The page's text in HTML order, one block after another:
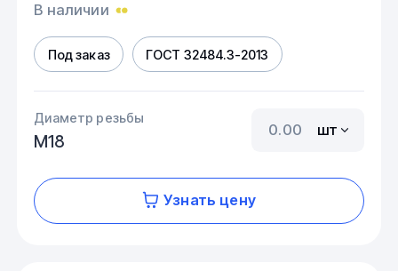
В наличии
Под заказ ГОСТ 32484.3-2013
Диаметр резьбы
М18
шт
Узнать цену